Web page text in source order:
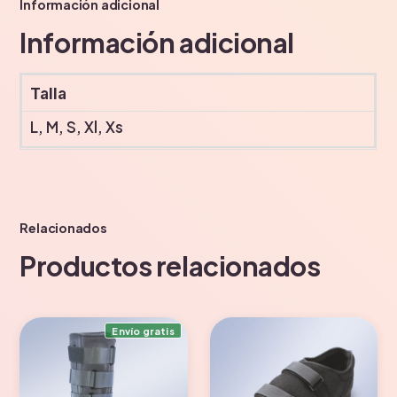
Información adicional
Información adicional
Talla
L, M, S, Xl, Xs
Relacionados
Productos relacionados
Envío gratis